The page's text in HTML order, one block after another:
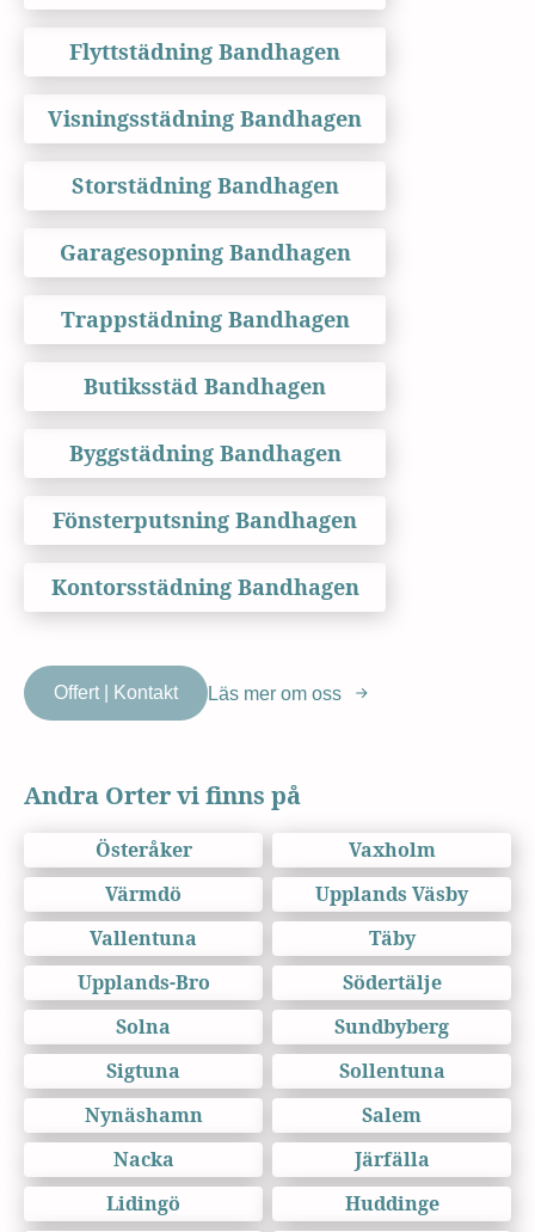
Flyttstädning Bandhagen
Visningsstädning Bandhagen
Storstädning Bandhagen
Garagesopning Bandhagen
Trappstädning Bandhagen
Butiksstäd Bandhagen
Byggstädning Bandhagen
Fönsterputsning Bandhagen
Kontorsstädning Bandhagen
Offert | Kontakt Läs mer om oss
Andra Orter vi finns på
Österåker
Vaxholm
Värmdö
Upplands Väsby
Vallentuna
Täby
Upplands-Bro
Södertälje
Solna
Sundbyberg
Sigtuna
Sollentuna
Nynäshamn
Salem
Nacka
Järfälla
Lidingö
Huddinge